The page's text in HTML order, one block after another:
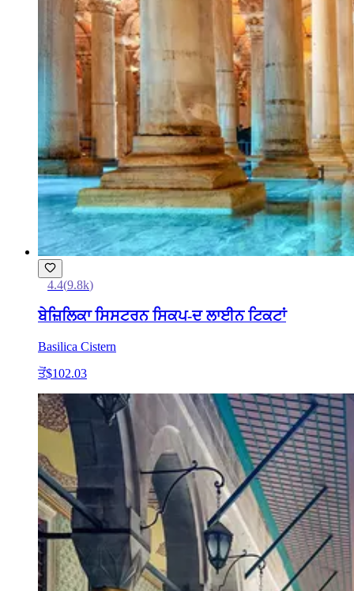
4.4(9.8k)
ਬੇਜ਼ਿਲਿਕਾ ਸਿਸਟਰਨ ਸਿਕਪ-ਦ ਲਾਈਨ ਟਿਕਟਾਂ
Basilica Cistern
ਤੋਂ$102.03